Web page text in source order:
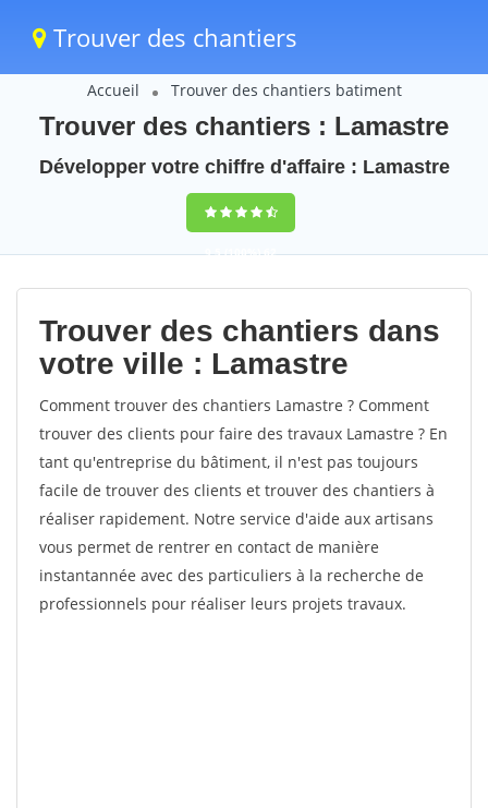
Trouver des chantiers
Accueil Trouver des chantiers batiment
Trouver des chantiers : Lamastre
Développer votre chiffre d'affaire : Lamastre
9,5(100%)62
votes
Trouver des chantiers dans
votre ville : Lamastre
Comment trouver des chantiers Lamastre ? Comment
trouver des clients pour faire des travaux Lamastre ? En
tant qu'entreprise du bâtiment, il n'est pas toujours
facile de trouver des clients et trouver des chantiers à
réaliser rapidement. Notre service d'aide aux artisans
vous permet de rentrer en contact de manière
instantannée avec des particuliers à la recherche de
professionnels pour réaliser leurs projets travaux.